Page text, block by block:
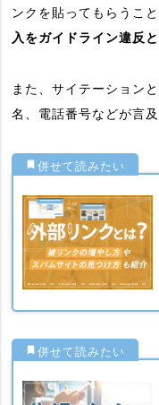
ンクを貼ってもらうこ
入をガイドライン違反
また、サイテーション
名、電話番号などが言